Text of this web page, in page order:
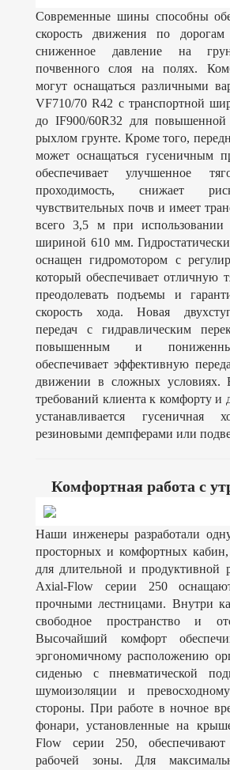
Современные шины способны
скорость движения по
сниженное давление на
почвенного слоя на полях.
могут оснащаться различными
VF710/70 R42 с транспортной
до IF900/60R32 для повышенной
рыхлом грунте. Кроме того,
может оснащаться гусеничным
обеспечивает улучшенное
проходимость, снижает
чувствительных почв и имеет
всего 3,5 м при использовании
шириной 610 мм.
оснащен гидромотором с
который обеспечивает отличную
преодолевать подъемы и
скорость хода. Новая
передач с гидравлическим
повышенным и
обеспечивает эффективную
движении в сложных условиях.
требований клиента к комфорту и
устанавливается гусеничная
резиновыми демпферами или
Комфортная работа с
Наши инженеры разработали
просторных и комфортных кабин,
для длительной и продуктивной
Axial-Flow серии 250
прочными лестницами. Внутри
свободное пространство и
Высочайший комфорт
эргономичному расположению
сиденью с пневматической
шумоизоляции и
стороны. При работе в ночное
фонари, установленные на
Flow серии 250,
рабочей зоны. Для